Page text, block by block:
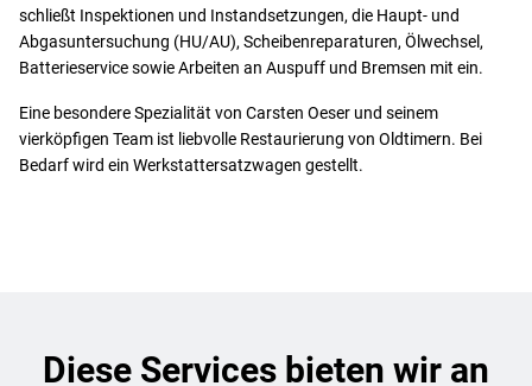
schließt Inspektionen und Instandsetzungen, die Haupt- und
Abgasuntersuchung (HU/AU), Scheibenreparaturen, Ölwechsel,
Batterieservice sowie Arbeiten an Auspuff und Bremsen mit ein.
Eine besondere Spezialität von Carsten Oeser und seinem
vierköpfigen Team ist liebvolle Restaurierung von Oldtimern. Bei
Bedarf wird ein Werkstattersatzwagen gestellt.
Diese Services bieten wir an